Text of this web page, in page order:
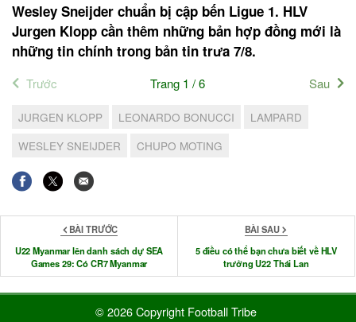
Wesley Sneijder chuẩn bị cập bến Ligue 1. HLV
Jurgen Klopp cần thêm những bản hợp đồng mới là
những tin chính trong bản tin trưa 7/8.
Trước Trang 1 / 6 Sau
JURGEN KLOPP LEONARDO BONUCCI
LAMPARD
WESLEY SNEIJDER
CHUPO MOTING
BÀI TRƯỚC
U22 Myanmar lên danh sách dự SEA
Games 29: Có CR7 Myanmar
BÀI SAU
5 điều có thể bạn chưa biết về HLV
trưởng U22 Thái Lan
© 2026 Copyright Football Tribe